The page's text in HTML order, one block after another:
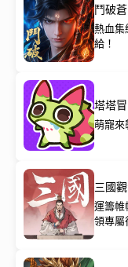
鬥破
熱血集
給！
塔塔
萌寵來
三國
運籌帷
領專屬